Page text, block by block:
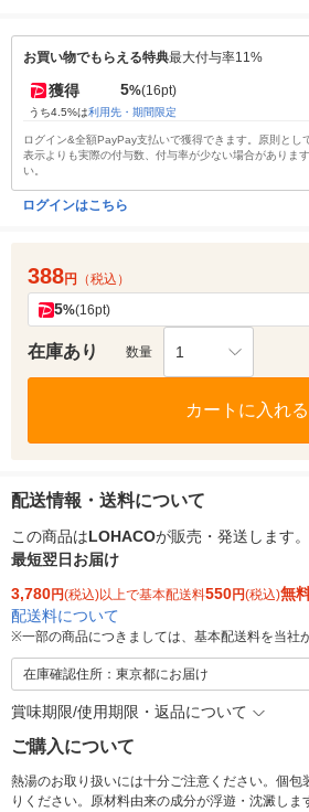
お買い物でもらえる特典最大付与率11%
獲得 5%(16pt)
うち4.5%は利用先・期間限定
ログイン&全額PayPay支払いで獲得できます。原則とし
表示よりも実際の付与数、付与率が少ない場合がありま
い。
ログインはこちら
388円 （税込）
5%(16pt)
在庫あり 数量 1
カートに入れる
配送情報・送料について
この商品はLOHACOが販売・発送します。
最短翌日お届け
3,780円(税込)以上で基本配送料550円(税込)無
配送料について
※一部の商品につきましては、基本配送料を当社
在庫確認住所：東京都にお届け
賞味期限/使用期限・返品について
ご購入について
熱湯のお取り扱いには十分ご注意ください。個包
りください。原材料由来の成分が浮遊・沈澱し